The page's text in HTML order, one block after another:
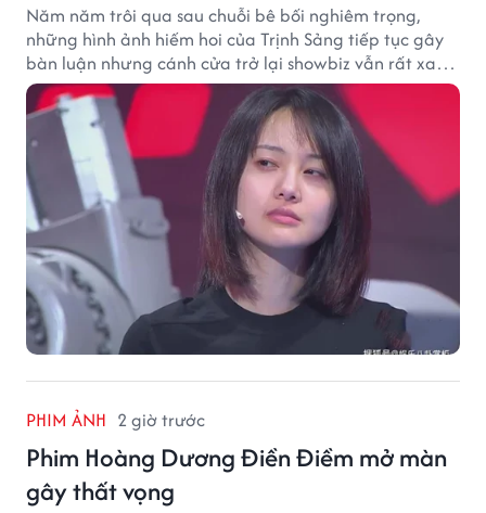
Năm năm trôi qua sau chuỗi bê bối nghiêm trọng,
những hình ảnh hiếm hoi của Trịnh Sảng tiếp tục gây
bàn luận nhưng cánh cửa trở lại showbiz vẫn rất xa
vời.
PHIM ẢNH 2 giờ trước
Phim Hoàng Dương Điền Điềm mở màn
gây thất vọng